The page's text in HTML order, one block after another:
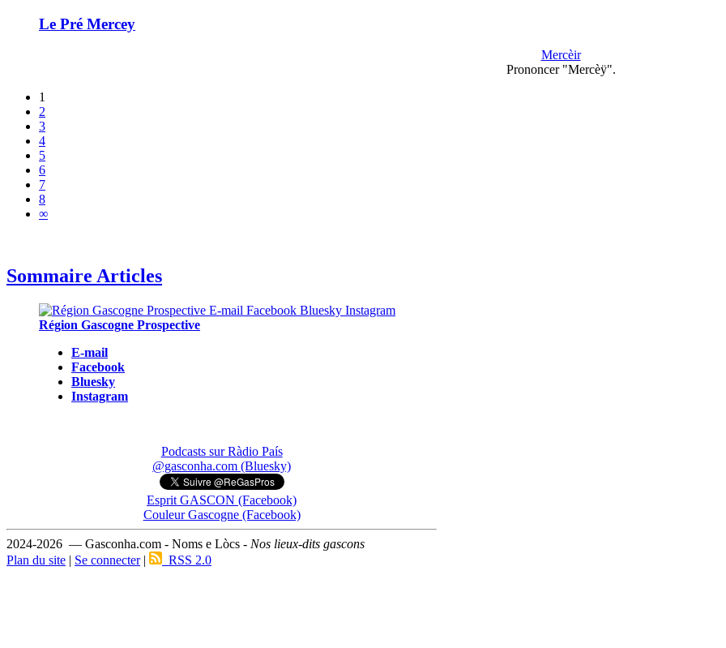
Le Pré Mercey
Mercèir
Prononcer "Mercèÿ".
1
2
3
4
5
6
7
8
∞
Sommaire Articles
Région Gascogne Prospective
E-mail
Facebook
Bluesky
Instagram
Podcasts sur Ràdio País
@gasconha.com (Bluesky)
Esprit GASCON (Facebook)
Couleur Gascogne (Facebook)
2024-2026 — Gasconha.com - Noms e Lòcs - Nos lieux-dits gascons
Plan du site | Se connecter| RSS 2.0